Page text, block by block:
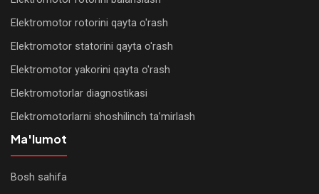
Elektromotor rotorini qayta o'rash
Elektromotor statorini qayta o'rash
Elektromotor yakorini qayta o'rash
Elektromotorlar diagnostikasi
Elektromotorlarni shoshilinch ta'mirlash
Ma'lumot
Bosh sahifa